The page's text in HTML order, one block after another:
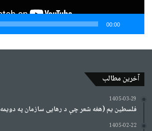
00:00
آخرین مطالب
1405-03-29
فلسطین یم (هغه شعر چې د رهایی سازمان په
1405-02-22